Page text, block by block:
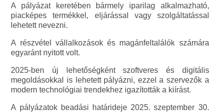
A pályázat keretében bármely iparilag alkalmazható,
piacképes termékkel, eljárással vagy szolgáltatással
lehetett nevezni.
A részvétel vállalkozások és magánfeltalálók számára
egyaránt nyitott volt.
2025-ben új lehetőségként szoftveres és digitális
megoldásokkal is lehetett pályázni, ezzel a szervezők a
modern technológiai trendekhez igazították a kiírást.
A pályázatok beadási határideje 2025. szeptember 30.